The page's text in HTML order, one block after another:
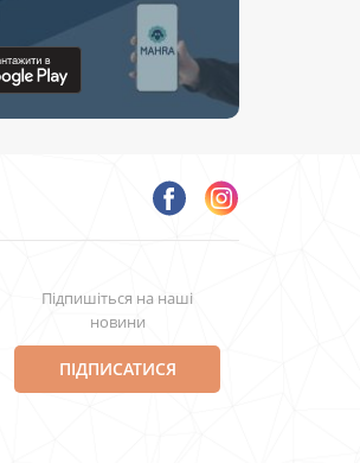
Підпишіться на наші
новини
ПІДПИСАТИСЯ